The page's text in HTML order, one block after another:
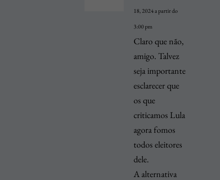
18, 2024 a partir do
3:00 pm
Claro que não,
amigo. Talvez
seja importante
esclarecer que
os que
criticamos Lula
agora fomos
todos eleitores
dele.
A alternativa